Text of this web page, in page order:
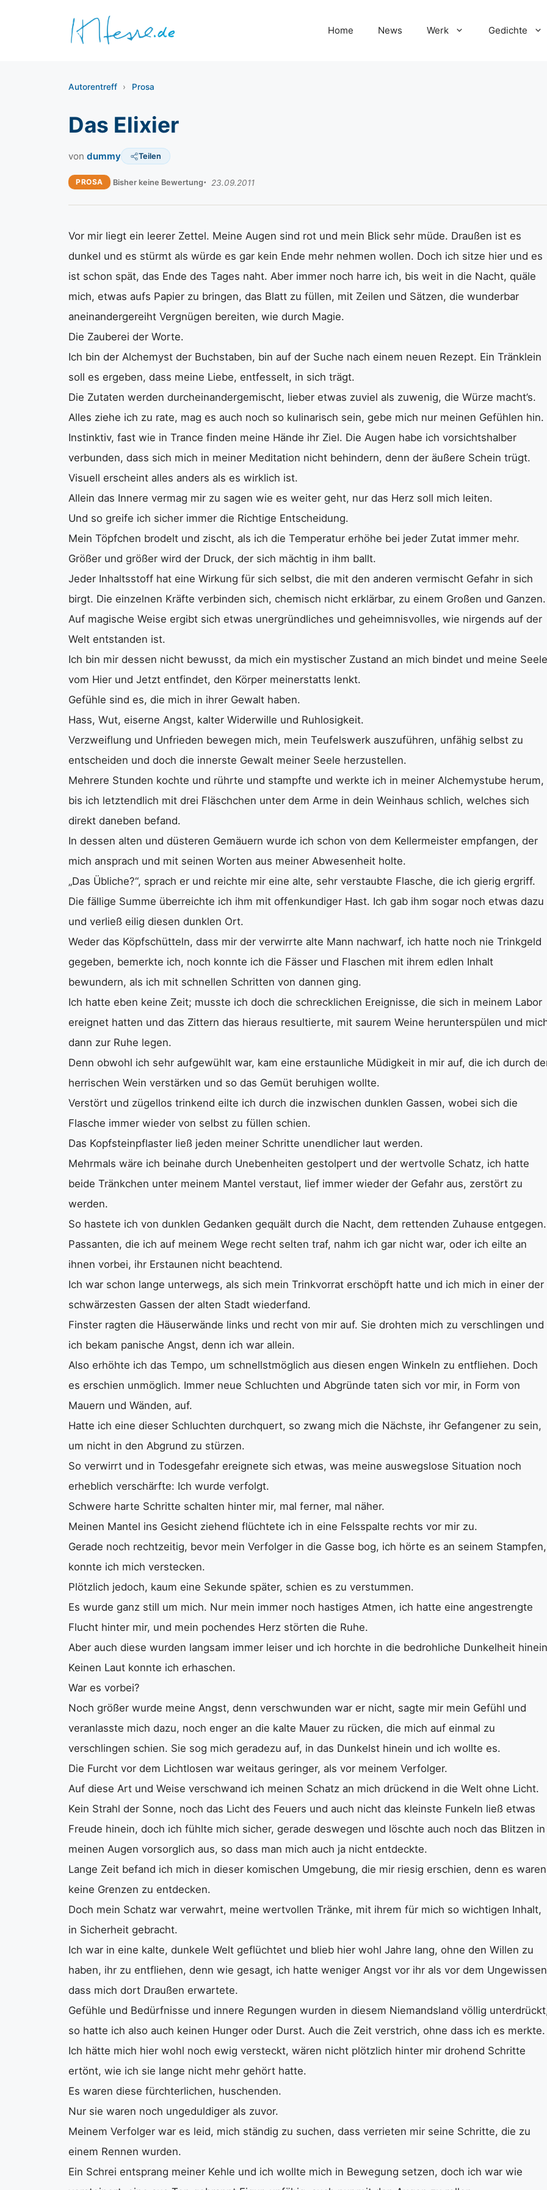
Home News Werk Gedichte
Autorentreff › Prosa
Das Elixier
von dummy Teilen
PROSA Bisher keine Bewertung 23.09.2011
Vor mir liegt ein leerer Zettel. Meine Augen sind rot und mein Blick sehr müde. Draußen ist es
dunkel und es stürmt als würde es gar kein Ende mehr nehmen wollen. Doch ich sitze hier und es
ist schon spät, das Ende des Tages naht. Aber immer noch harre ich, bis weit in die Nacht, quäle
mich, etwas aufs Papier zu bringen, das Blatt zu füllen, mit Zeilen und Sätzen, die wunderbar
aneinandergereiht Vergnügen bereiten, wie durch Magie.
Die Zauberei der Worte.
Ich bin der Alchemyst der Buchstaben, bin auf der Suche nach einem neuen Rezept. Ein Tränklein
soll es ergeben, dass meine Liebe, entfesselt, in sich trägt.
Die Zutaten werden durcheinandergemischt, lieber etwas zuviel als zuwenig, die Würze macht’s.
Alles ziehe ich zu rate, mag es auch noch so kulinarisch sein, gebe mich nur meinen Gefühlen hin.
Instinktiv, fast wie in Trance finden meine Hände ihr Ziel. Die Augen habe ich vorsichtshalber
verbunden, dass sich mich in meiner Meditation nicht behindern, denn der äußere Schein trügt.
Visuell erscheint alles anders als es wirklich ist.
Allein das Innere vermag mir zu sagen wie es weiter geht, nur das Herz soll mich leiten.
Und so greife ich sicher immer die Richtige Entscheidung.
Mein Töpfchen brodelt und zischt, als ich die Temperatur erhöhe bei jeder Zutat immer mehr.
Größer und größer wird der Druck, der sich mächtig in ihm ballt.
Jeder Inhaltsstoff hat eine Wirkung für sich selbst, die mit den anderen vermischt Gefahr in sich
birgt. Die einzelnen Kräfte verbinden sich, chemisch nicht erklärbar, zu einem Großen und Ganzen.
Auf magische Weise ergibt sich etwas unergründliches und geheimnisvolles, wie nirgends auf der
Welt entstanden ist.
Ich bin mir dessen nicht bewusst, da mich ein mystischer Zustand an mich bindet und meine Seele
vom Hier und Jetzt entfindet, den Körper meinerstatts lenkt.
Gefühle sind es, die mich in ihrer Gewalt haben.
Hass, Wut, eiserne Angst, kalter Widerwille und Ruhlosigkeit.
Verzweiflung und Unfrieden bewegen mich, mein Teufelswerk auszuführen, unfähig selbst zu
entscheiden und doch die innerste Gewalt meiner Seele herzustellen.
Mehrere Stunden kochte und rührte und stampfte und werkte ich in meiner Alchemystube herum,
bis ich letztendlich mit drei Fläschchen unter dem Arme in dein Weinhaus schlich, welches sich
direkt daneben befand.
In dessen alten und düsteren Gemäuern wurde ich schon von dem Kellermeister empfangen, der
mich ansprach und mit seinen Worten aus meiner Abwesenheit holte.
„Das Übliche?“, sprach er und reichte mir eine alte, sehr verstaubte Flasche, die ich gierig ergriff.
Die fällige Summe überreichte ich ihm mit offenkundiger Hast. Ich gab ihm sogar noch etwas dazu
und verließ eilig diesen dunklen Ort.
Weder das Köpfschütteln, dass mir der verwirrte alte Mann nachwarf, ich hatte noch nie Trinkgeld
gegeben, bemerkte ich, noch konnte ich die Fässer und Flaschen mit ihrem edlen Inhalt
bewundern, als ich mit schnellen Schritten von dannen ging.
Ich hatte eben keine Zeit; musste ich doch die schrecklichen Ereignisse, die sich in meinem Labor
ereignet hatten und das Zittern das hieraus resultierte, mit saurem Weine herunterspülen und
dann zur Ruhe legen.
Denn obwohl ich sehr aufgewühlt war, kam eine erstaunliche Müdigkeit in mir auf, die ich durch
herrischen Wein verstärken und so das Gemüt beruhigen wollte.
Verstört und zügellos trinkend eilte ich durch die inzwischen dunklen Gassen, wobei sich die
Flasche immer wieder von selbst zu füllen schien.
Das Kopfsteinpflaster ließ jeden meiner Schritte unendlicher laut werden.
Mehrmals wäre ich beinahe durch Unebenheiten gestolpert und der wertvolle Schatz, ich hatte
beide Tränkchen unter meinem Mantel verstaut, lief immer wieder der Gefahr aus, zerstört zu
werden.
So hastete ich von dunklen Gedanken gequält durch die Nacht, dem rettenden Zuhause entgegen.
Passanten, die ich auf meinem Wege recht selten traf, nahm ich gar nicht war, oder ich eilte an
ihnen vorbei, ihr Erstaunen nicht beachtend.
Ich war schon lange unterwegs, als sich mein Trinkvorrat erschöpft hatte und ich mich in einer der
schwärzesten Gassen der alten Stadt wiederfand.
Finster ragten die Häuserwände links und recht von mir auf. Sie drohten mich zu verschlingen und
ich bekam panische Angst, denn ich war allein.
Also erhöhte ich das Tempo, um schnellstmöglich aus diesen engen Winkeln zu entfliehen. Doch
es erschien unmöglich. Immer neue Schluchten und Abgründe taten sich vor mir, in Form von
Mauern und Wänden, auf.
Hatte ich eine dieser Schluchten durchquert, so zwang mich die Nächste, ihr Gefangener zu sein,
um nicht in den Abgrund zu stürzen.
So verwirrt und in Todesgefahr ereignete sich etwas, was meine auswegslose Situation noch
erheblich verschärfte: Ich wurde verfolgt.
Schwere harte Schritte schalten hinter mir, mal ferner, mal näher.
Meinen Mantel ins Gesicht ziehend flüchtete ich in eine Felsspalte rechts vor mir zu.
Gerade noch rechtzeitig, bevor mein Verfolger in die Gasse bog, ich hörte es an seinem Stampfen,
konnte ich mich verstecken.
Plötzlich jedoch, kaum eine Sekunde später, schien es zu verstummen.
Es wurde ganz still um mich. Nur mein immer noch hastiges Atmen, ich hatte eine angestrengte
Flucht hinter mir, und mein pochendes Herz störten die Ruhe.
Aber auch diese wurden langsam immer leiser und ich horchte in die bedrohliche Dunkelheit
Keinen Laut konnte ich erhaschen.
War es vorbei?
Noch größer wurde meine Angst, denn verschwunden war er nicht, sagte mir mein Gefühl und
veranlasste mich dazu, noch enger an die kalte Mauer zu rücken, die mich auf einmal zu
verschlingen schien. Sie sog mich geradezu auf, in das Dunkelst hinein und ich wollte es.
Die Furcht vor dem Lichtlosen war weitaus geringer, als vor meinem Verfolger.
Auf diese Art und Weise verschwand ich meinen Schatz an mich drückend in die Welt ohne Licht.
Kein Strahl der Sonne, noch das Licht des Feuers und auch nicht das kleinste Funkeln ließ etwas
Freude hinein, doch ich fühlte mich sicher, gerade deswegen und löschte auch noch das Blitzen in
meinen Augen vorsorglich aus, so dass man mich auch ja nicht entdeckte.
Lange Zeit befand ich mich in dieser komischen Umgebung, die mir riesig erschien, denn es waren
keine Grenzen zu entdecken.
Doch mein Schatz war verwahrt, meine wertvollen Tränke, mit ihrem für mich so wichtigen Inhalt,
in Sicherheit gebracht.
Ich war in eine kalte, dunkele Welt geflüchtet und blieb hier wohl Jahre lang, ohne den Willen zu
haben, ihr zu entfliehen, denn wie gesagt, ich hatte weniger Angst vor ihr als vor dem
dass mich dort Draußen erwartete.
Gefühle und Bedürfnisse und innere Regungen wurden in diesem Niemandsland völlig
so hatte ich also auch keinen Hunger oder Durst. Auch die Zeit verstrich, ohne dass ich es merkte.
Ich hätte mich hier wohl noch ewig versteckt, wären nicht plötzlich hinter mir drohend Schritte
ertönt, wie ich sie lange nicht mehr gehört hatte.
Es waren diese fürchterlichen, huschenden.
Nur sie waren noch ungeduldiger als zuvor.
Meinem Verfolger war es leid, mich ständig zu suchen, dass verrieten mir seine Schritte, die zu
einem Rennen wurden.
Ein Schrei entsprang meiner Kehle und ich wollte mich in Bewegung setzen, doch ich war wie